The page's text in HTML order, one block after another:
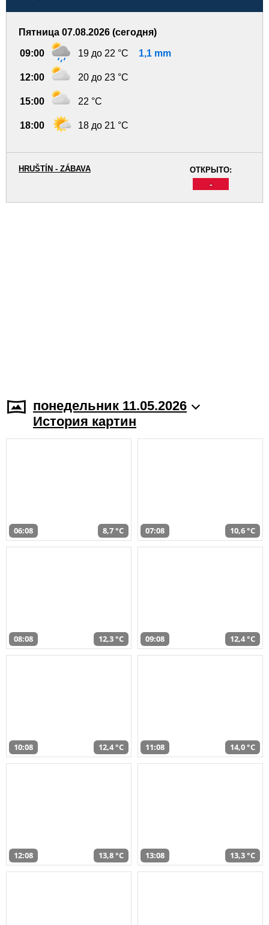
Пятница 07.08.2026 (сегодня)
09:00 19 до 22 °C 1,1 mm
12:00 20 до 23 °C
15:00 22 °C
18:00 18 до 21 °C
ОТКРЫТО:
-
HRUŠTÍN - ZÁBAVA
понедельник 11.05.2026
История картин
06:08 8,7 °C 07:08 10,6 °C
08:08 12,3 °C 09:08 12,4 °C
10:08 12,4 °C 11:08 14,0 °C
12:08 13,8 °C 13:08 13,3 °C